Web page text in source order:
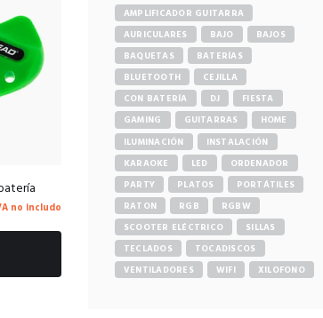
no includo
AMPLIFICADOR GUITARRA
AURICULARES
BAJO
BAJOS
BAQUETAS
BATERÍAS
BLUETOOTH
CEJILLA
CON BATERÍA
DJ
FIESTA
GAMING
GUITARRAS
HOME
ILUMINACIÓN
INSTALACIÓN
KARAOKE
LED
ORDENADOR
PARTY
PLATOS
PORTÁTILES
RATON
RGB
RGBW
SCOOTER ELÉCTRICO
SILLAS
TECLADOS
TOCADISCOS
VENTILADORES
WIFI XILOFONO